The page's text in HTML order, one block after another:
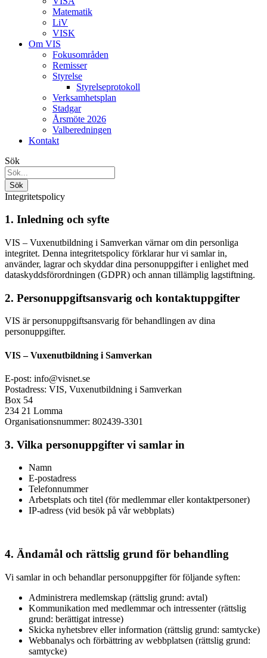
Matematik
LiV
VISK
Om VIS
Fokusområden
Remisser
Styrelse
Styrelseprotokoll
Verksamhetsplan
Stadgar
Årsmöte 2026
Valberedningen
Kontakt
Sök
Integritetspolicy
1. Inledning och syfte
VIS – Vuxenutbildning i Samverkan värnar om din personliga
integritet. Denna integritetspolicy förklarar hur vi samlar in,
använder, lagrar och skyddar dina personuppgifter i enlighet med
dataskyddsförordningen (GDPR) och annan tillämplig lagstiftning.
2. Personuppgiftsansvarig och kontaktuppgifter
VIS är personuppgiftsansvarig för behandlingen av dina
personuppgifter.
VIS – Vuxenutbildning i Samverkan
E-post: info@visnet.se
Postadress: VIS, Vuxenutbildning i Samverkan
Box 54
234 21 Lomma
Organisationsnummer: 802439-3301
3. Vilka personuppgifter vi samlar in
Namn
E-postadress
Telefonnummer
Arbetsplats och titel (för medlemmar eller kontaktpersoner)
IP-adress (vid besök på vår webbplats)
4. Ändamål och rättslig grund för behandling
Vi samlar in och behandlar personuppgifter för följande syften:
Administrera medlemskap (rättslig grund: avtal)
Kommunikation med medlemmar och intressenter (rättslig
grund: berättigat intresse)
Skicka nyhetsbrev eller information (rättslig grund: samtycke)
Webbanalys och förbättring av webbplatsen (rättslig grund:
samtycke)